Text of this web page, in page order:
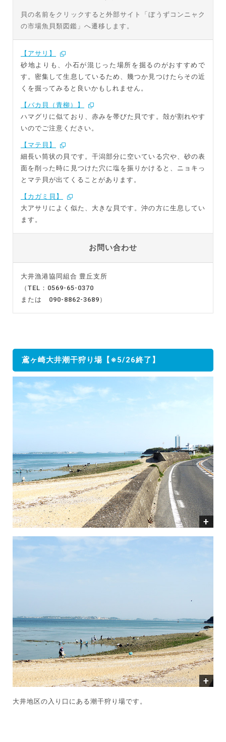
貝の名前をクリックすると外部サイト「ぼうずコンニャク
の市場魚貝類図鑑」へ遷移します。
【アサリ】
砂地よりも、小石が混じった場所を掘るのがおすすめで
す。密集して生息しているため、幾つか見つけたらその近
くを掘ってみると良いかもしれません。
【バカ貝（青柳）】
ハマグリに似ており、赤みを帯びた貝です。殻が割れやす
いのでご注意ください。
【マテ貝】
細長い筒状の貝です。干潟部分に空いている穴や、砂の表
面を削った時に見つけた穴に塩を振りかけると、ニョキっ
とマテ貝が出てくることがあります。
【カガミ貝】
大アサリによく似た、大きな貝です。沖の方に生息してい
ます。
お問い合わせ
大井漁港協同組合 豊丘支所
（TEL：0569-65-0370
または 090-8862-3689）
鳶ヶ崎大井潮干狩り場【※5/26終了】
大井地区の入り口にある潮干狩り場です。